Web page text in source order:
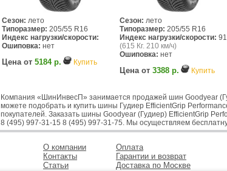
Сезон: лето
Типоразмер: 205/55 R16
Индекс нагрузки/скорости:
Ошиповка: нет
Цена от 5184 р. Купить
Сезон: лето
Типоразмер: 205/55 R16
Индекс нагрузки/скорости:
(615 Кг. 210 км/ч)
Ошиповка: нет
Цена от 3388 р. Купить
Компания «ШинИнвесП» занимается продажей шин Goodyear
можете подобрать и купить шины Гудиер EfficientGrip
покупателей. Заказать шины Goodyear (Гудиер) EfficientGrip
8 (495) 997-31-15 8 (495) 997-31-75. Мы осуществляем
О компании
Контакты
Статьи
Оплата
Гарантии и возврат
Доставка по Москве